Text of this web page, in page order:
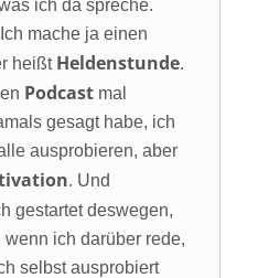
ich da spreche.
mache ja einen
heißt Heldenstunde.
Podcastmal
gesagt habe, ich
ausprobieren, aber
. Und
gestartet deswegen,
ich darüber rede,
selbst ausprobiert